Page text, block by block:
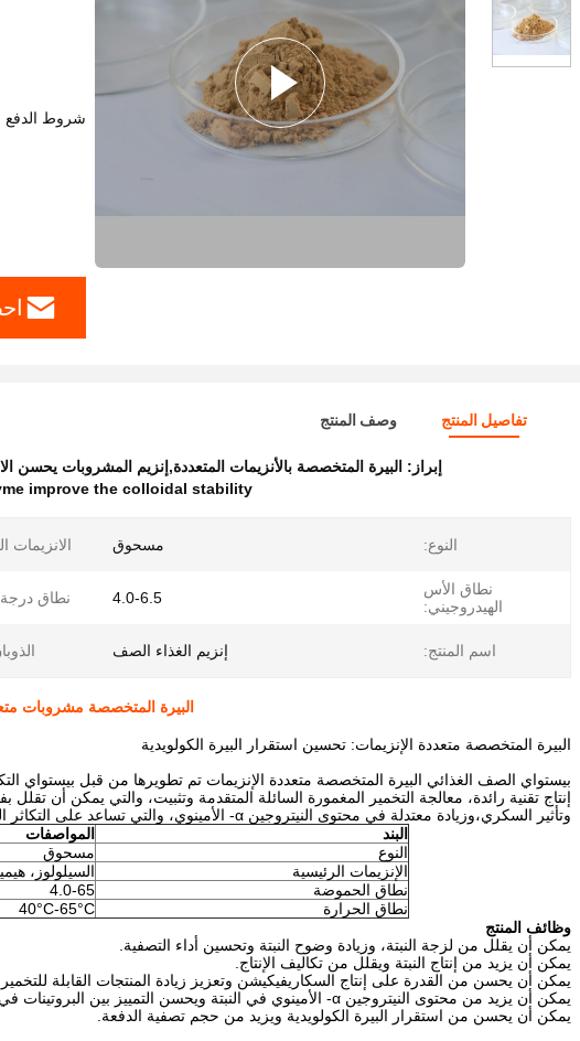
شروط الدفع
تفاصيل المنتج وصف المنتج
إبراز: البيرة المتخصصة بالأنزيمات المتعددة,إنزيم المشروبات
improve the colloidal stability
النوع: مسحوق الانزيمات
نطاق الأس
الهيدروجيني:
4.0-6.5 نطاق
اسم المنتج: إنزيم الغذاء الصف
البيرة المتخصصة مشروبات
البيرة المتخصصة متعددة الإنزيمات: تحسين استقرار البيرة الكولويدية
بيستواي الصف الغذائي البيرة المتخصصة متعددة الإنزيمات تم تطويرها من قبل بيستواي
إنتاج تقنية رائدة، معالجة التخمير المغمورة السائلة المتقدمة وتثبيت، والتي يمكن أن
وتأثير السكري،وزيادة معتدلة في محتوى النيتروجين α- الأمينوي، والتي تساعد على التكاثر المفرح للخميرة وتحسين نوعية التخمير.
البند
المواصفات
النوع
مسحوق
الإنزيمات الرئيسية
السيلولوز،
نطاق الحموضة
4.0-65
نطاق الحرارة
40°C-65°C
وظائف المنتج
يمكن أن يقلل من لزجة النبتة، وزيادة وضوح النبتة وتحسين أداء التصفية.
يمكن أن يزيد من إنتاج النبتة ويقلل من تكاليف الإنتاج.
يمكن أن يحسن من القدرة على إنتاج السكاريفيكيشن وتعزيز زيادة المنتجات القابلة للتخمير.
يمكن أن يزيد من محتوى النيتروجين α- الأمينوي في النبتة ويحسن التمييز بين البروتينات في النبتة.
يمكن أن يحسن من استقرار البيرة الكولويدية ويزيد من حجم تصفية الدفعة.